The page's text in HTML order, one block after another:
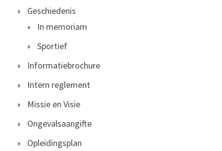
Geschiedenis
In memoriam
Sportief
Informatiebrochure
Intern reglement
Missie en Visie
Ongevalsaangifte
Opleidingsplan